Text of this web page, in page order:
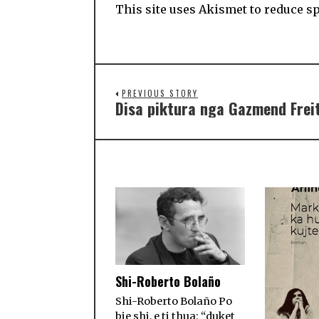
This site uses Akismet to reduce
PREVIOUS STORY
Disa piktura nga Gazmend
Shi-Roberto Bolaño
Shi-Roberto Bolaño Po
bie shi, e ti thua: “duket